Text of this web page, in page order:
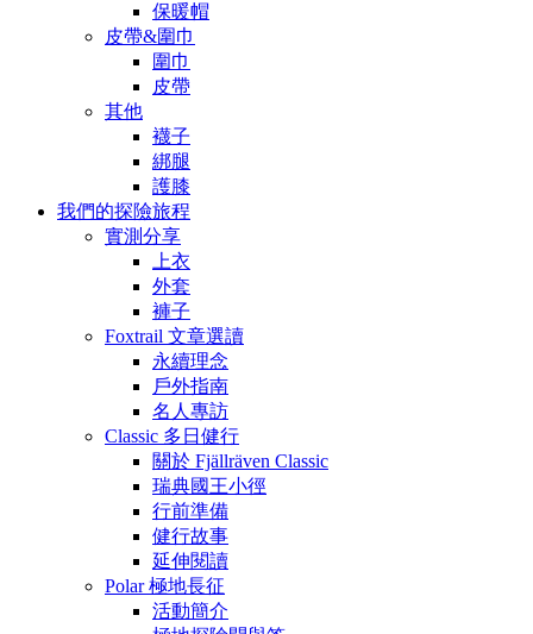
保暖帽
皮帶&圍巾
圍巾
皮帶
其他
襪子
綁腿
護膝
我們的探險旅程
實測分享
上衣
外套
褲子
Foxtrail 文章選讀
永續理念
戶外指南
名人專訪
Classic 多日健行
關於 Fjällräven Classic
瑞典國王小徑
行前準備
健行故事
延伸閱讀
Polar 極地長征
活動簡介